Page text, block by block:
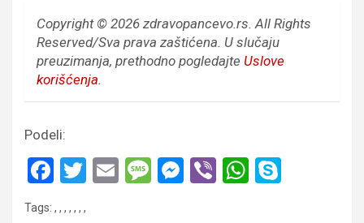
Copyright © 2026 zdravopancevo.rs. All Rights
Reserved/Sva prava zaštićena. U slučaju
preuzimanja, prethodno pogledajte Uslove
korišćenja.
Podeli:
F
T
E
M
M
Vi
W
Tags: , , , , , , ,